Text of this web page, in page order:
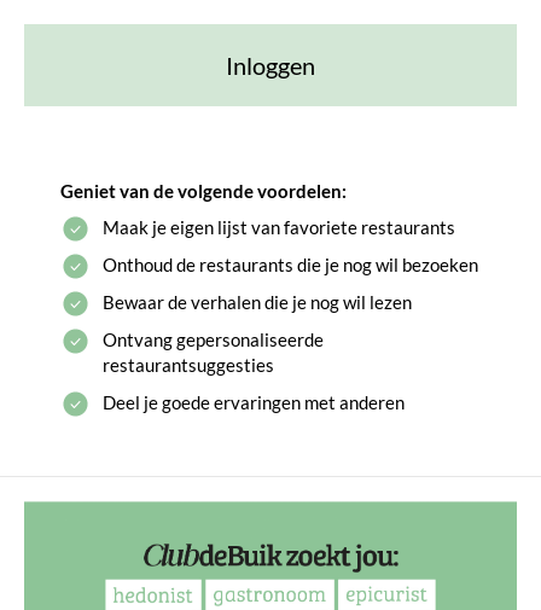
Inloggen
Geniet van de volgende voordelen:
Maak je eigen lijst van favoriete restaurants
Onthoud de restaurants die je nog wil bezoeken
Bewaar de verhalen die je nog wil lezen
Ontvang gepersonaliseerde
restaurantsuggesties
Deel je goede ervaringen met anderen